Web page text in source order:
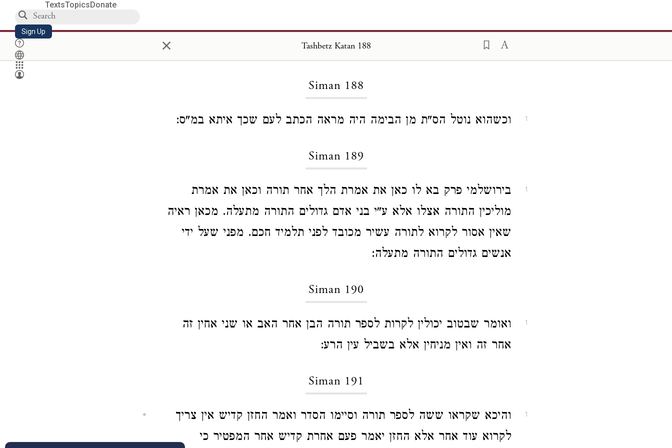
TextsTopicsDonate
Sign Up × Tashbetz Katan 188
Siman 188
1 וכשהוא נוטל הס"ת מן הבימה היה מראה הכתב לעם שכך איתא במ"ס:
Siman 189
1
בירושלמי פרק בא לו כאן את אמרת הלך אחר תורה וכאן את אמרת
מוליכין התורה אצלו אלא ע"י בני אדם גדולים התורה מתעלה. מכאן ראיה
שאין אסור לקרוא לתורה עשיר מכובד לפני תלמיד חכם. מפני שעל ידי
אנשים גדולים התורה מתעלה:
Siman 190
1
ואומר שבטוב יכולין לקרות לספר תורה הבן אחר האב או שני אחין זה
אחר זה ואין מניחין אלא בשביל עין הרע:
Siman 191
1
והיכא שקראו ששה לספר תורה וסיימו הסדר ואמר החזן קדיש אין צריך
לקרוא עוד אחר אלא החזן יאמר פעם אחרת קדיש אחר המפטיר כי